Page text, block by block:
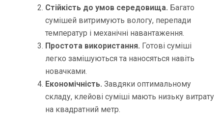
Стійкість до умов середовища. Багато
сумішей витримують вологу, перепади
температур і механічні навантаження.
Простота використання. Готові суміші
легко замішуються та наносяться навіть
новачками.
Економічність. Завдяки оптимальному
складу, клейові суміші мають низьку витрату
на квадратний метр.